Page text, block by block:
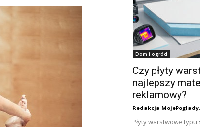
Dom i ogród
Czy płyty
najlepszy
reklamowy?
Redakcja
Płyty warstwowe typu